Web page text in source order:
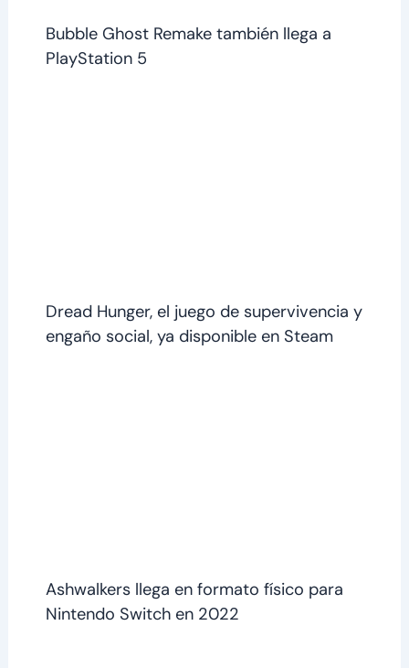
Bubble Ghost Remake también llega a
PlayStation 5
Dread Hunger, el juego de supervivencia y
engaño social, ya disponible en Steam
Ashwalkers llega en formato físico para
Nintendo Switch en 2022